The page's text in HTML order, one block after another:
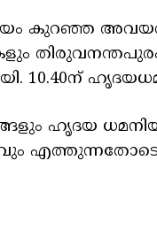
കുറഞ്ഞ അവയവ
10.40ന്
ഹൃദയ